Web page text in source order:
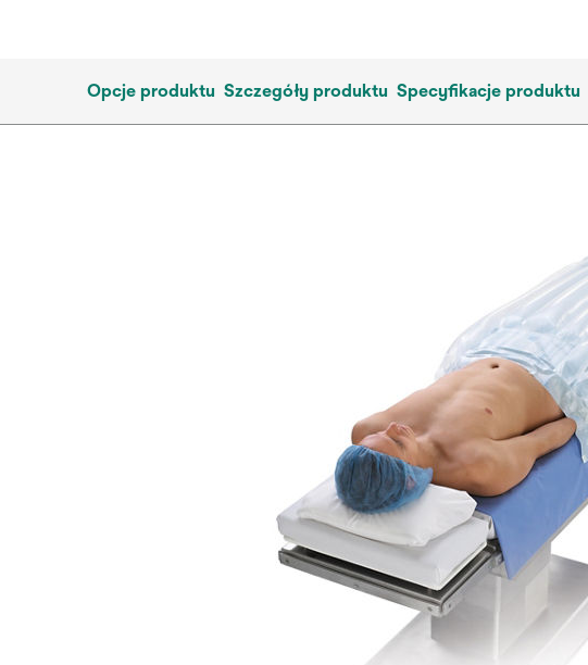
Opcje produktu Szczegóły produktu Specyfikacje produktu